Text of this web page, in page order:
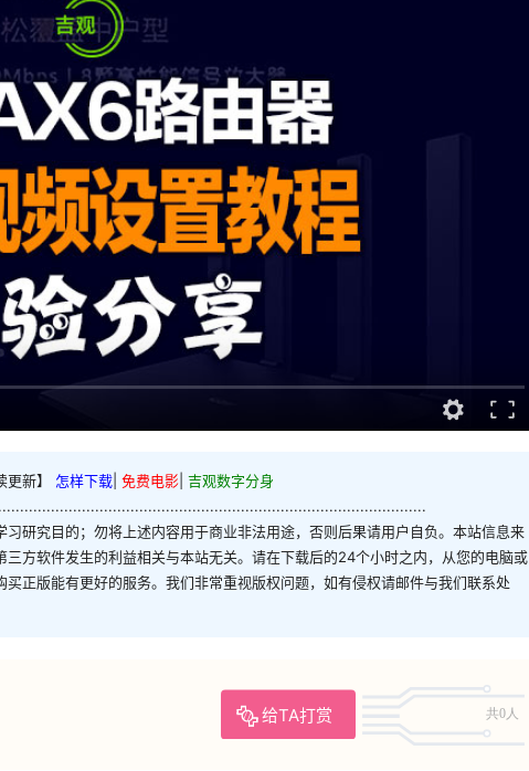
更新】 怎样下载 免费电影 吉观数字分身
习研究目的；勿将上述内容用于商业非法用途，否则后果请用户自负。本站信息来
方软件发生的利益相关与本站无关。请在下载后的24个小时之内，从您的电脑或
正版能有更好的服务。我们非常重视版权问题，如有侵权请邮件与我们联系处
给TA打赏 共0人